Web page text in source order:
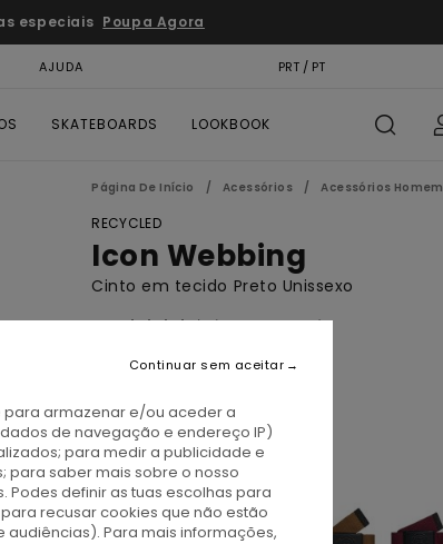
especiais Poupa Agora
AJUDA PRT / PT
SKATEBOARDS LOOKBOOK
Página De Início Acessórios Acessórios Homem
RECYCLED
Icon Webbing
Cinto em tecido Preto Unissexo
4.9
ECO-BONUS
CorFlint Black
para armazenar e/ou aceder a
de navegação e endereço IP)
para medir a publicidade e
saber mais sobre o nosso
definir as tuas escolhas para
recusar cookies que não estão
Para mais informações,
Continuar sem aceitar